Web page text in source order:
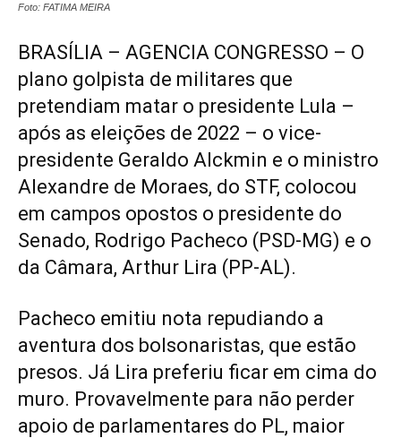
Foto: FATIMA MEIRA
BRASÍLIA – AGENCIA CONGRESSO – O
plano golpista de militares que
pretendiam matar o presidente Lula –
após as eleições de 2022 – o vice-
presidente Geraldo Alckmin e o ministro
Alexandre de Moraes, do STF, colocou
em campos opostos o presidente do
Senado, Rodrigo Pacheco (PSD-MG) e o
da Câmara, Arthur Lira (PP-AL).
Pacheco emitiu nota repudiando a
aventura dos bolsonaristas, que estão
presos. Já Lira preferiu ficar em cima do
muro. Provavelmente para não perder
apoio de parlamentares do PL, maior